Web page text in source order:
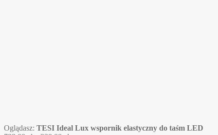
Oglądasz: TESI Ideal Lux wspornik elastyczny do taśm LED